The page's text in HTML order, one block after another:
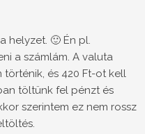
helyzet. 🙂 Én pl.
a számlám. A valuta
és 420 Ft-ot kell
töltünk fel pénzt és
szerintem ez nem rossz